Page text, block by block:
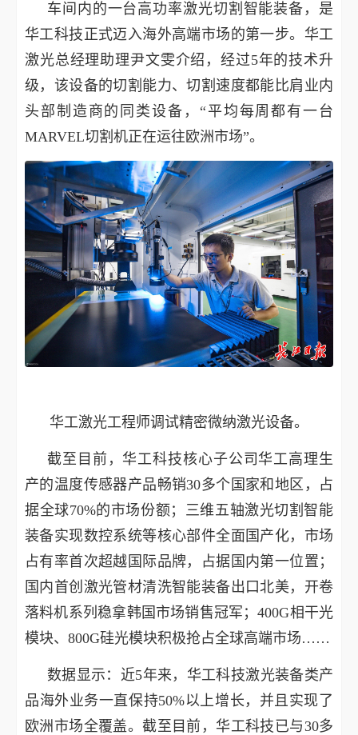
车间内的一台高功率激光切割智能装备，是
华工科技正式迈入海外高端市场的第一步。华工
激光总经理助理尹文雯介绍，经过5年的技术升
级，该设备的切割能力、切割速度都能比肩业内
头部制造商的同类设备，“平均每周都有一台
MARVEL切割机正在运往欧洲市场”。
华工激光工程师调试精密微纳激光设备。
截至目前，华工科技核心子公司华工高理生
产的温度传感器产品畅销30多个国家和地区，占
据全球70%的市场份额；三维五轴激光切割智能
装备实现数控系统等核心部件全面国产化，市场
占有率首次超越国际品牌，占据国内第一位置；
国内首创激光管材清洗智能装备出口北美，开卷
落料机系列稳拿韩国市场销售冠军；400G相干光
模块、800G硅光模块积极抢占全球高端市场……
数据显示：近5年来，华工科技激光装备类产
品海外业务一直保持50%以上增长，并且实现了
欧洲市场全覆盖。截至目前，华工科技已与30多